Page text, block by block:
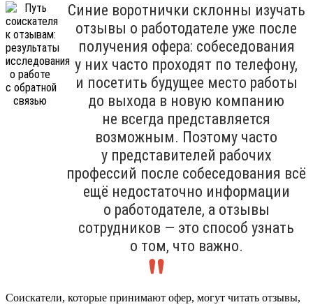
Синие воротнички склонны изучать
отзывы о работодателе уже после
получения офера: собеседования
у них часто проходят по телефону,
и посетить будущее место работы
до выхода в новую компанию
не всегда представляется
возможным. Поэтому часто
у представителей рабочих
профессий после собеседования всё
ещё недостаточно информации
о работодателе, а отзывы
сотрудников — это способ узнать
о том, что важно.
Соискатели, которые принимают офер, могут читать отзывы,